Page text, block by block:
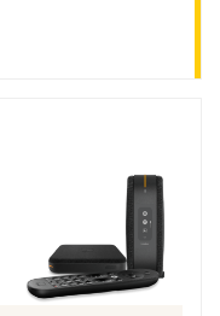
€ par mois, Engagement 12 mois